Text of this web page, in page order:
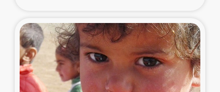
ガザ地区における被災住民への緊急支援
ガザ地区酪農を通した女性グループの生計支援
ふりかけ普及と食生活改善による栄養改善事業